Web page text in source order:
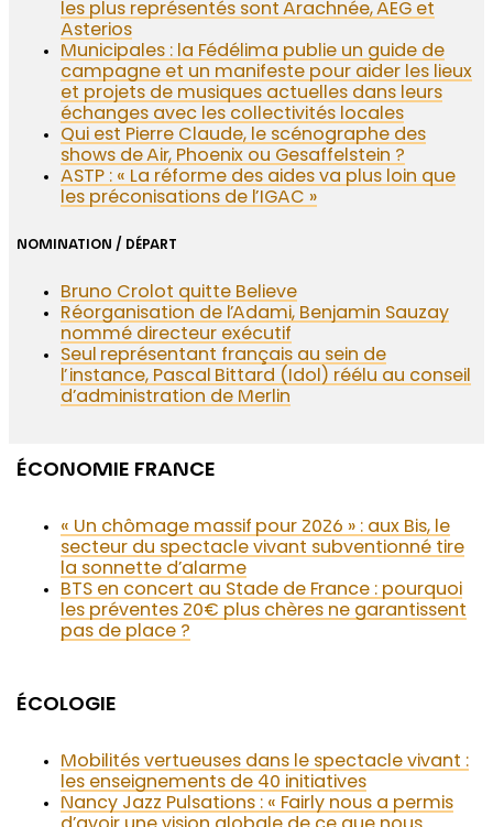
les plus représentés sont Arachnée, AEG et
Asterios
Municipales : la Fédélima publie un guide de
campagne et un manifeste pour aider les lieux
et projets de musiques actuelles dans leurs
échanges avec les collectivités locales
Qui est Pierre Claude, le scénographe des
shows de Air, Phoenix ou Gesaffelstein ?
ASTP : « La réforme des aides va plus loin que
les préconisations de l’IGAC »
NOMINATION / DÉPART
Bruno Crolot quitte Believe
Réorganisation de l’Adami, Benjamin Sauzay
nommé directeur exécutif
Seul représentant français au sein de
l’instance, Pascal Bittard (Idol) réélu au conseil
d’administration de Merlin
ÉCONOMIE FRANCE
« Un chômage massif pour 2026 » : aux Bis, le
secteur du spectacle vivant subventionné tire
la sonnette d’alarme
BTS en concert au Stade de France : pourquoi
les préventes 20€ plus chères ne garantissent
pas de place ?
ÉCOLOGIE
Mobilités vertueuses dans le spectacle vivant :
les enseignements de 40 initiatives
Nancy Jazz Pulsations : « Fairly nous a permis